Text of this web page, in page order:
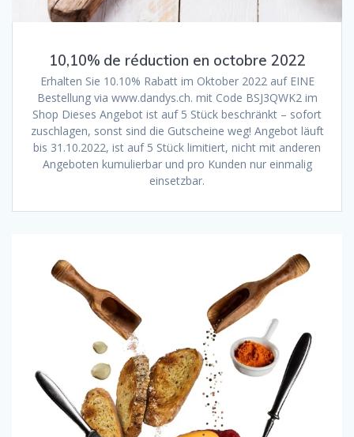
10,10% de réduction en octobre 2022
Erhalten Sie 10.10% Rabatt im Oktober 2022 auf EINE
Bestellung via www.dandys.ch. mit Code BSJ3QWK2 im
Shop Dieses Angebot ist auf 5 Stück beschränkt – sofort
zuschlagen, sonst sind die Gutscheine weg! Angebot läuft
bis 31.10.2022, ist auf 5 Stück limitiert, nicht mit anderen
Angeboten kumulierbar und pro Kunden nur einmalig
einsetzbar.